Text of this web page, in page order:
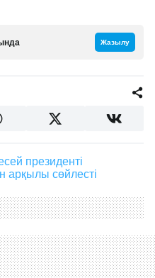
Жазылу
президенті
арқылы сөйлесті